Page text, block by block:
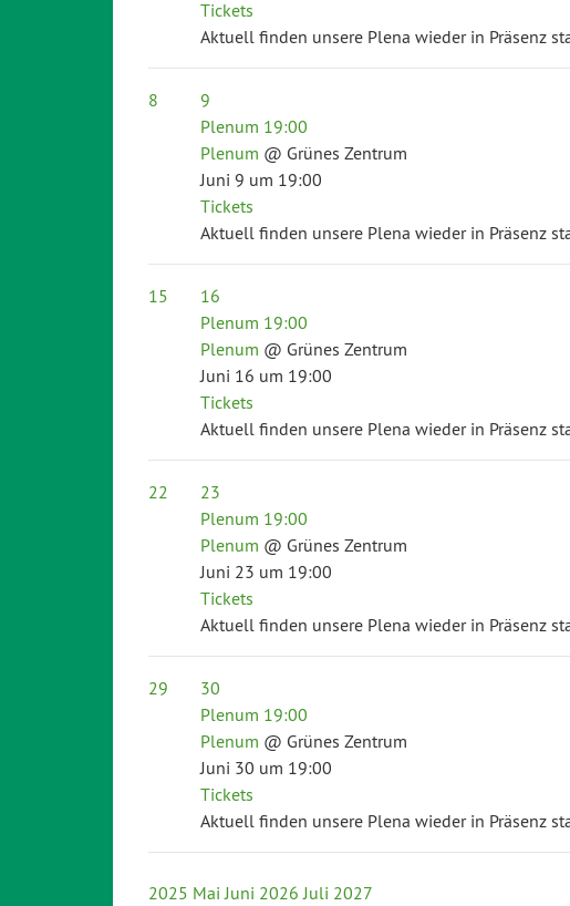
Tickets
Aktuell finden unsere Plena wieder in Präsenz
8
9
Plenum 19:00
Plenum @ Grünes Zentrum
Juni 9 um 19:00
Tickets
Aktuell finden unsere Plena wieder in Präsenz
15
16
Plenum 19:00
Plenum @ Grünes Zentrum
Juni 16 um 19:00
Tickets
Aktuell finden unsere Plena wieder in Präsenz
22
23
Plenum 19:00
Plenum @ Grünes Zentrum
Juni 23 um 19:00
Tickets
Aktuell finden unsere Plena wieder in Präsenz
29
30
Plenum 19:00
Plenum @ Grünes Zentrum
Juni 30 um 19:00
Tickets
Aktuell finden unsere Plena wieder in Präsenz
2025 MaiJuni 2026 Juli 2027